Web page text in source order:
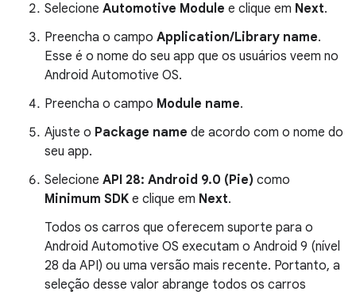
Selecione Automotive Module e clique em Next.
Preencha o campo Application/Library name.
Esse é o nome do seu app que os usuários veem no
Android Automotive OS.
Preencha o campo Module name.
Ajuste o Package name de acordo com o nome do
seu app.
Selecione API 28: Android 9.0 (Pie) como
Minimum SDK e clique em Next.
Todos os carros que oferecem suporte para o
Android Automotive OS executam o Android 9 (nível
28 da API) ou uma versão mais recente. Portanto, a
seleção desse valor abrange todos os carros